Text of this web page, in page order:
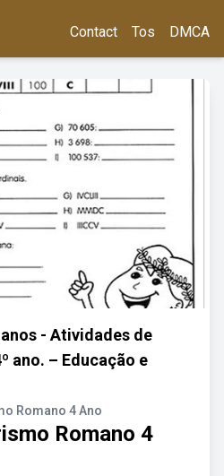
Contact Tos DMCA
- Atividades de
ano. – Educação e
Romano 4 Ano
Romano 4